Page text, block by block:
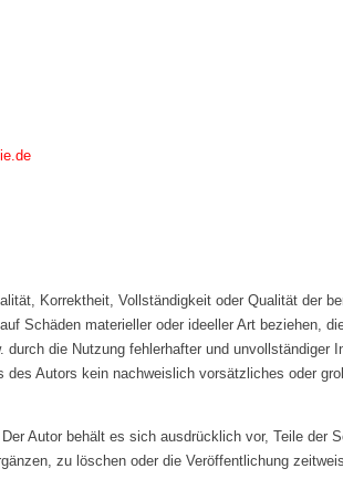
Korrektheit, Vollständigkeit oder Qualität der
Schäden materieller oder ideeller Art beziehen,
durch die Nutzung fehlerhafter und unvollständiger
Autors kein nachweislich vorsätzliches oder
Autor behält es sich ausdrücklich vor, Teile der
zu löschen oder die Veröffentlichung